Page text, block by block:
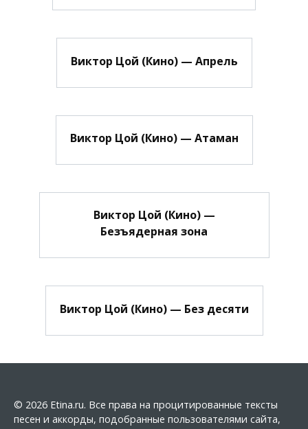
Виктор Цой (Кино) — Апрель
Виктор Цой (Кино) — Атаман
Виктор Цой (Кино) —
Безъядерная зона
Виктор Цой (Кино) — Без десяти
© 2026 Etina.ru. Все права на процитированные тексты
песен и аккорды, подобранные пользователями сайта,